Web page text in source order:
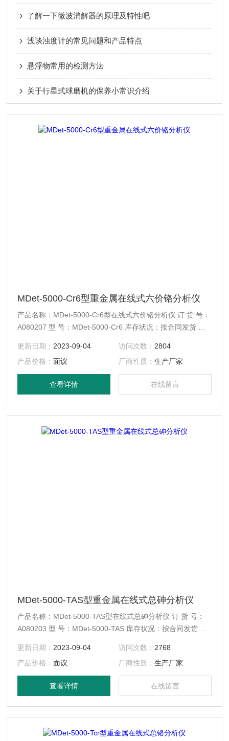
了解一下微波消解器的原理及特性吧
浅谈浊度计的常见问题和产品特点
悬浮物常用的检测方法
关于行星式球磨机的保养小常识介绍
MDet-5000-Cr6型重金属在线式六价铬分析仪
产品名称：MDet-5000-Cr6型在线式六价铬分析仪 订 货 号：
A080207 型 号：MDet-5000-Cr6 库存状况：按合同发货 配
更新日期： 2023-09-04 访问次数： 2804
产品价格：面议 厂商性质： 生产厂家
查看详情 在线留言
MDet-5000-TAS型重金属在线式总砷分析仪
产品名称：MDet-5000-TAS型在线式总砷分析仪 订 货 号：
A080203 型 号：MDet-5000-TAS 库存状况：按合同发货 配
更新日期： 2023-09-04 访问次数： 2768
产品价格：面议 厂商性质： 生产厂家
查看详情 在线留言